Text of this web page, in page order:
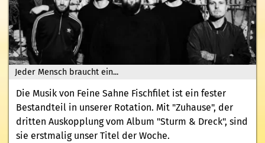
Jeder Mensch braucht ein...
Die Musik von Feine Sahne Fischfilet ist ein fester
Bestandteil in unserer Rotation. Mit "Zuhause", der
dritten Auskopplung vom Album "Sturm & Dreck", sind
sie erstmalig unser Titel der Woche.